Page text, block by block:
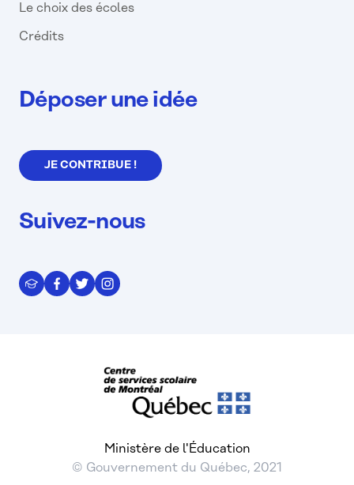
Le choix des écoles
Crédits
Déposer une idée
JE CONTRIBUE !
Suivez-nous
Ministère de l'Éducation
© Gouvernement du Québec, 2021